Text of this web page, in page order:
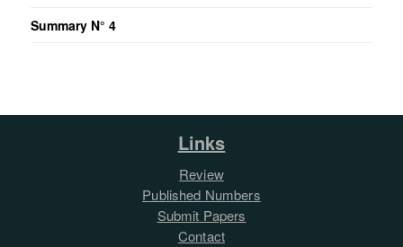
Summary N° 4
Links
Review
Published Numbers
Submit Papers
Contact